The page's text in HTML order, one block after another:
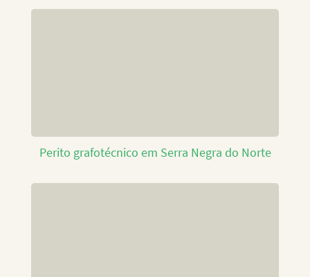
Perito grafotécnico em Serra Negra do Norte